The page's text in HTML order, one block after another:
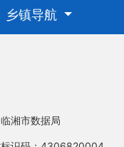
乡镇导航
湘市数据局